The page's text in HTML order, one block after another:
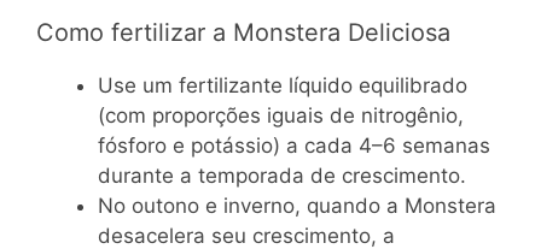
Como fertilizar a Monstera Deliciosa
Use um fertilizante líquido equilibrado
(com proporções iguais de nitrogênio,
fósforo e potássio) a cada 4–6 semanas
durante a temporada de crescimento.
No outono e inverno, quando a Monstera
desacelera seu crescimento, a